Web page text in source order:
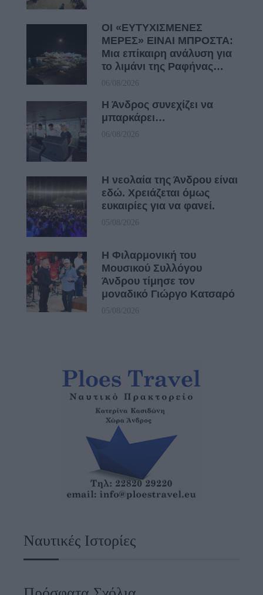
ΟΙ «ΕΥΤΥΧΙΣΜΕΝΕΣ
ΜΕΡΕΣ» ΕΙΝΑΙ ΜΠΡΟΣΤΑ:
Μια επίκαιρη ανάλυση για
το λιμάνι της Ραφήνας…
06/08/2026
Η Άνδρος συνεχίζει να
μπαρκάρει…
06/08/2026
Η νεολαία της Άνδρου είναι
εδώ. Χρειάζεται όμως
ευκαιρίες για να φανεί.
05/08/2026
Η Φιλαρμονική του
Μουσικού Συλλόγου
Άνδρου τίμησε τον
μοναδικό Γιώργο Κατσαρό
05/08/2026
Ναυτικές Ιστορίες